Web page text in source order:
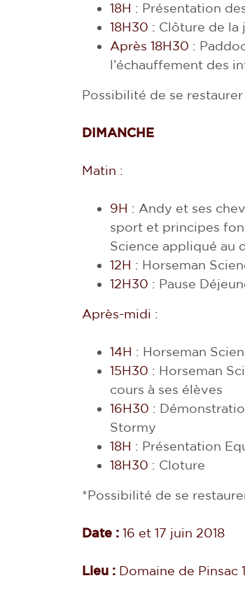
18H : Présentation
18H30 : Clôture de la
Après 18H30 :
l’échauffement des
Possibilité de se
DIMANCHE
Matin :
9H : Andy et ses
sport et principes
Science appliqué au
12H : Horseman
12H30 : Pause
Après-midi :
14H : Horseman
15H30 : Horseman
cours à ses élèves
16H30 :
Stormy
18H : Présentation
18H30 : Cloture
*Possibilité de se
Date : 16 et 17 juin 2018
Lieu : Domaine de Pinsac